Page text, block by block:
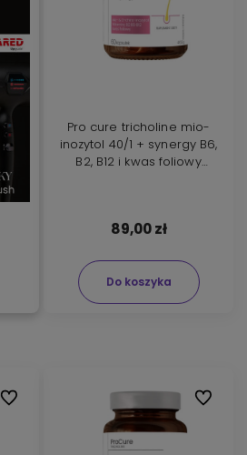
Pro cure tricholine mio-
inozytol 40/1 + synergy B6,
B2, B12 i kwas foliowy
89,00 zł
Do koszyka
Do ulubionych Do